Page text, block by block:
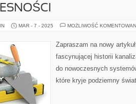
MAR - 7 - 2025 MOŻLIWOŚĆ
Zapraszam na nowy
fascynującej historii
do nowoczesnych
które kryje podziemny